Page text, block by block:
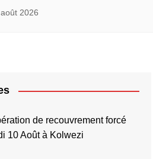
2026
de recouvrement forcé
10 Août à Kolwezi